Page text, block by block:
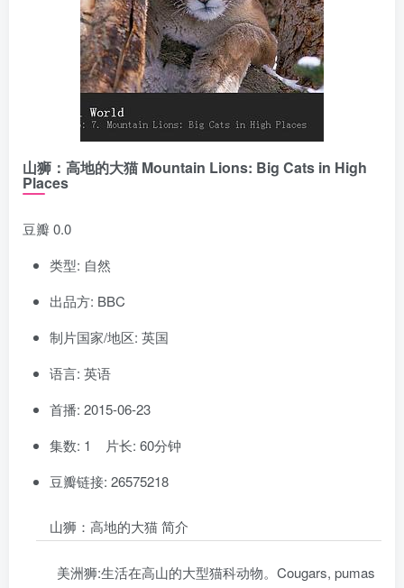
山狮：高地的大猫 Mountain Lions: Big Cats in High
Places
豆瓣 0.0
类型: 自然
出品方: BBC
制片国家/地区: 英国
语言: 英语
首播: 2015-06-23
集数: 1 片长: 60分钟
豆瓣链接: 26575218
山狮：高地的大猫 简介
美洲狮:生活在高山的大型猫科动物。Cougars, pumas